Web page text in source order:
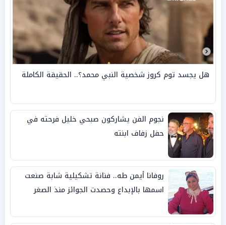
هل يجسد توم كروز شخصية النبي محمد؟.. الحقيقة الكاملة
نجوم الفن يشاركون صبحي خليل فرحته في
حفل زفاف ابنته
روفانا أيمن طه.. فنانة تشكيلية شابة صنعت
اسمها بالإبداع وحصدت الجوائز منذ الصغر